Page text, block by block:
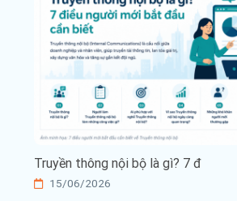
Truyền thông nội bộ là gì? 7 đ
15/06/2026